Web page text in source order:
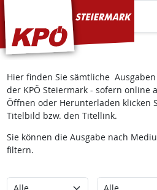
KPÖ Steiermark
Hier finden Sie sämtliche
der KPÖ Steiermark - sofern online
Öffnen oder Herunterladen klicken
Titelbild bzw. den Titellink.
Sie können die Ausgabe nach
filtern.
Kategorie